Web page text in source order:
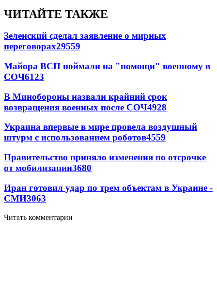
ЧИТАЙТЕ ТАКЖЕ
Зеленский сделал заявление о мирных
переговорах29559
Майора ВСП поймали на "помощи" военному в
СОЧ6123
В Минобороны назвали крайний срок
возвращения военных после СОЧ4928
Украина впервые в мире провела воздушный
штурм с использованием роботов4559
Правительство приняло изменения по отсрочке
от мобилизации3680
Иран готовил удар по трем объектам в Украине -
СМИ3063
Читать комментарии